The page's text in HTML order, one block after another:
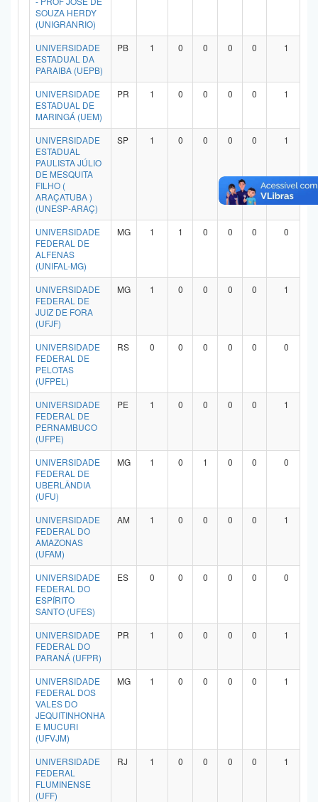
SOUZA HERDY
(UNIGRANRIO)
UNIVERSIDADE
ESTADUAL DA
PARAIBA (UEPB)
PB 1 0 0 0 0 1
UNIVERSIDADE
ESTADUAL DE
MARINGÁ (UEM)
PR 1 0 0 0 0 1
UNIVERSIDADE
ESTADUAL
PAULISTA JÚLIO
DE MESQUITA
FILHO (
ARAÇATUBA )
(UNESP-ARAÇ)
SP 1 0 0 0 0 1
UNIVERSIDADE
FEDERAL DE
ALFENAS
(UNIFAL-MG)
MG 1 1 0 0 0 0
UNIVERSIDADE
FEDERAL DE
JUIZ DE FORA
(UFJF)
MG 1 0 0 0 0 1
UNIVERSIDADE
FEDERAL DE
PELOTAS
(UFPEL)
RS 0 0 0 0 0 0
UNIVERSIDADE
FEDERAL DE
PERNAMBUCO
(UFPE)
PE 1 0 0 0 0 1
UNIVERSIDADE
FEDERAL DE
UBERLÂNDIA
(UFU)
MG 1 0 1 0 0 0
UNIVERSIDADE
FEDERAL DO
AMAZONAS
(UFAM)
AM 1 0 0 0 0 1
UNIVERSIDADE
FEDERAL DO
ESPÍRITO
SANTO (UFES)
ES 0 0 0 0 0 0
UNIVERSIDADE
FEDERAL DO
PARANÁ (UFPR)
PR 1 0 0 0 0 1
UNIVERSIDADE
FEDERAL DOS
VALES DO
JEQUITINHONHA
E MUCURI
(UFVJM)
MG 1 0 0 0 0 1
UNIVERSIDADE
FEDERAL
FLUMINENSE
(UFF)
RJ 1 0 0 0 0 1